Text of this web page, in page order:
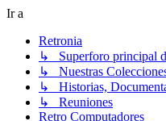
Ir a
Retronia
↳ Superforo principal
↳ Nuestras
↳ Historias,
↳ Reuniones
Retro Computadores